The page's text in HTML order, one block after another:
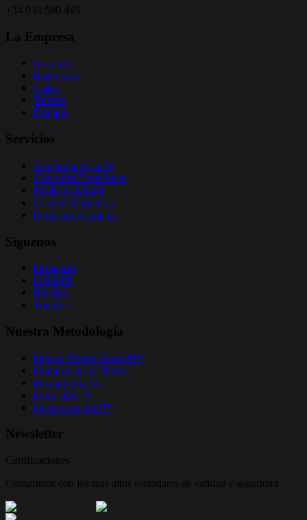
+34 934 590 445
La Empresa
Nosotros
Realworld
Casos
Talento
Eventos
Servicios
Adopción de la IA
Customer Experience
Producto Digital
Growth Marketing
Runroom Academy
Síguenos
Instagram
LinkedIn
Bluesky
Youtube
Nuestra Metodología
Impact-Driven Growth™
Framework AI-Native
Herramienta IA
Libro IDG™
Formación IDG™
Newsletter
Certificaciones
Cumplimos con los más altos estándares de calidad y seguridad